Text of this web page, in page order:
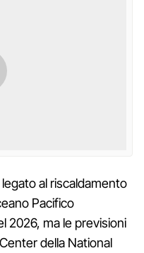
al riscaldamento
Pacifico
2026, ma le previsioni
della National